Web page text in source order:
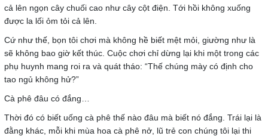
cả lên ngọn cây chuối cao như cây cột điện. Tới hồi không xuống
được la lối ỏm tỏi cả lên.
Cứ như thế, bọn tôi chơi mà không hề biết mệt mỏi, giường như là
sẽ không bao giờ kết thúc. Cuộc chơi chỉ dừng lại khi một trong các
phụ huynh mang roi ra và quát tháo: “Thế chúng mày có định cho
tao ngủ không hử?”
Cà phê đâu có đắng…
Thời đó có biết uống cà phê thế nào đâu mà biết nó đắng. Trái lại là
đằng khác, mỗi khi mùa hoa cà phê nở, lũ trẻ con chúng tôi lại thi